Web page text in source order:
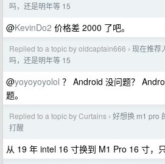
吗，还是明年等 15
@KevinDo2 价格差 2000 了吧。
Replied to a topic by oldcaptain666 › 现在推荐
吗，还是明年等 15
@yoyoyoyolol ？ Android 没问题？
题。
Replied to a topic by Curtains › 好想换 m1 pro
打醒
从 19 年 intel 16 寸换到 M1 Pro 16 寸，